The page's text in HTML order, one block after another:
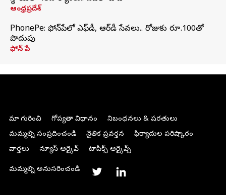
ఆంధ్రప్రదేశ్
PhonePe: ఫోన్‌పేలో ఎఫ్‌డీ, ఆర్‌డీ సేవలు.. రోజుకు రూ.100తో
పొదుపు
ఫోన్‌ పే
మా గురించి గోప్యతా విధానం
నిబంధనలు & షరతులు
మమ్మల్ని సంప్రదించండి
నైతిక ప్రవర్తన
ఫిర్యాదుల పరిష్కారం
వార్తలు
న్యూస్ ఆర్కైవ్ టాపిక్స్ ఆర్కైవ్స్
మమ్మల్ని అనుసరించండి